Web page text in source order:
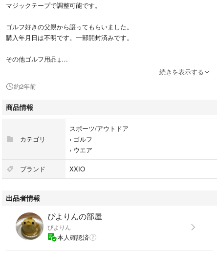
マジックテープで調整可能です。
ゴルフ好きの父親から譲ってもらいました。
購入年月日は不明です。一部開封済みです。
その他ゴルフ用品↓
#キャップ #帽子
#ゴルフ #スポーツ #ゴルフ用品
#ゼクシオ #XXIO
続きを表示する
約2年前
商品情報
カテゴリ
スポーツ/アウトドア
› ゴルフ
› ウエア
ブランド XXIO
出品者情報
ぴよりんの部屋
ぴよりん
本人確認済